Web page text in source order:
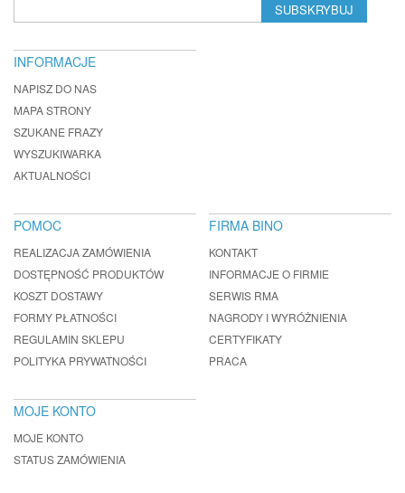
SUBSKRYBUJ
INFORMACJE
NAPISZ DO NAS
MAPA STRONY
SZUKANE FRAZY
WYSZUKIWARKA
AKTUALNOŚCI
POMOC
REALIZACJA ZAMÓWIENIA
DOSTĘPNOŚĆ PRODUKTÓW
KOSZT DOSTAWY
FORMY PŁATNOŚCI
REGULAMIN SKLEPU
POLITYKA PRYWATNOŚCI
FIRMA BINO
KONTAKT
INFORMACJE O FIRMIE
SERWIS RMA
NAGRODY I WYRÓŻNIENIA
CERTYFIKATY
PRACA
MOJE KONTO
MOJE KONTO
STATUS ZAMÓWIENIA